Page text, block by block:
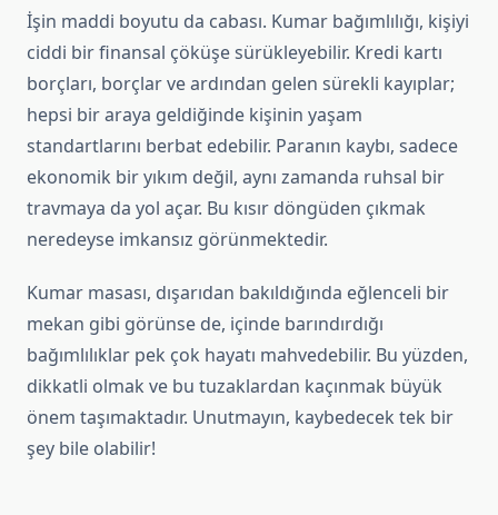
İşin maddi boyutu da cabası. Kumar bağımlılığı, kişiyi
ciddi bir finansal çöküşe sürükleyebilir. Kredi kartı
borçları, borçlar ve ardından gelen sürekli kayıplar;
hepsi bir araya geldiğinde kişinin yaşam
standartlarını berbat edebilir. Paranın kaybı, sadece
ekonomik bir yıkım değil, aynı zamanda ruhsal bir
travmaya da yol açar. Bu kısır döngüden çıkmak
neredeyse imkansız görünmektedir.
Kumar masası, dışarıdan bakıldığında eğlenceli bir
mekan gibi görünse de, içinde barındırdığı
bağımlılıklar pek çok hayatı mahvedebilir. Bu yüzden,
dikkatli olmak ve bu tuzaklardan kaçınmak büyük
önem taşımaktadır. Unutmayın, kaybedecek tek bir
şey bile olabilir!